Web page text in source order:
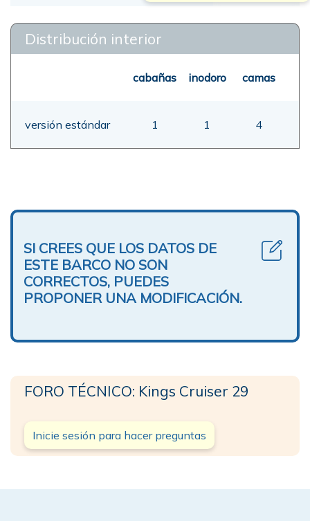
Distribución interior
cabañas inodoro camas
versión estándar 1 1 4
SI CREES QUE LOS DATOS DE
ESTE BARCO NO SON
CORRECTOS, PUEDES
PROPONER UNA MODIFICACIÓN.
FORO TÉCNICO: Kings Cruiser 29
Inicie sesión para hacer preguntas